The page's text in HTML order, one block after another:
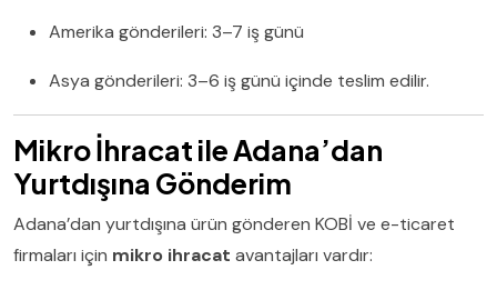
Amerika gönderileri: 3–7 iş günü
Asya gönderileri: 3–6 iş günü içinde teslim edilir.
Mikro İhracat ile Adana’dan
Yurtdışına Gönderim
Adana’dan yurtdışına ürün gönderen KOBİ ve e-ticaret
firmaları için mikro ihracat avantajları vardır: